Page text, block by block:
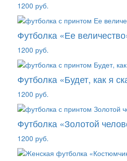
1200 руб.
Футболка «Ее
1200 руб.
Футболка «Будет, как я
1200 руб.
Футболка «Золотой
1200 руб.